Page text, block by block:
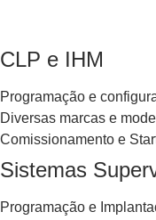
CLP e IHM
Programação e
Diversas marcas e
Comissionamento e
Sistemas
Programação e